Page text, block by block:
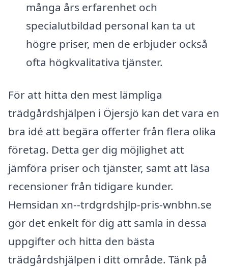
många års erfarenhet och
specialutbildad personal kan ta ut
högre priser, men de erbjuder också
ofta högkvalitativa tjänster.
För att hitta den mest lämpliga
trädgårdshjälpen i Öjersjö kan det vara en
bra idé att begära offerter från flera olika
företag. Detta ger dig möjlighet att
jämföra priser och tjänster, samt att läsa
recensioner från tidigare kunder.
Hemsidan xn--trdgrdshjlp-pris-wnbhn.se
gör det enkelt för dig att samla in dessa
uppgifter och hitta den bästa
trädgårdshjälpen i ditt område. Tänk på